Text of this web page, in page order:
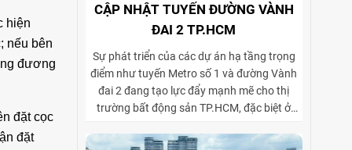
hiện
nếu bên
đương
đặt cọc
đặt
CẬP NHẬT TUYẾN ĐƯỜNG VÀNH
ĐAI 2 TP.HCM
Sự phát triển của các dự án hạ tầng trọng
điểm như tuyến Metro số 1 và đường Vành
đai 2 đang tạo lực đẩy mạnh mẽ cho thị
trường bất động sản TP.HCM, đặc biệt ở
phòng. Vành đai 2 hoàn thiện mạng lưới